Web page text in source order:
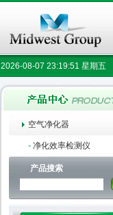
2026-08-07 23:19:52 星期五
空气净化器
- 净化效率检测仪
产品搜索